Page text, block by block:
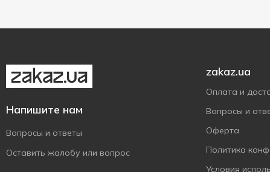
Напишите нам
Вопросы и ответы
Оставить жалобу или вопрос
zakaz.ua
Оплата и
Вопросы и
Оферта
Политика
Условия